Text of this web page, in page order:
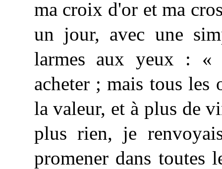
ma croix d'or et ma
un jour, avec une
larmes aux yeux : «
acheter ; mais tous les
la valeur, et à plus de
plus rien, je
promener dans toutes